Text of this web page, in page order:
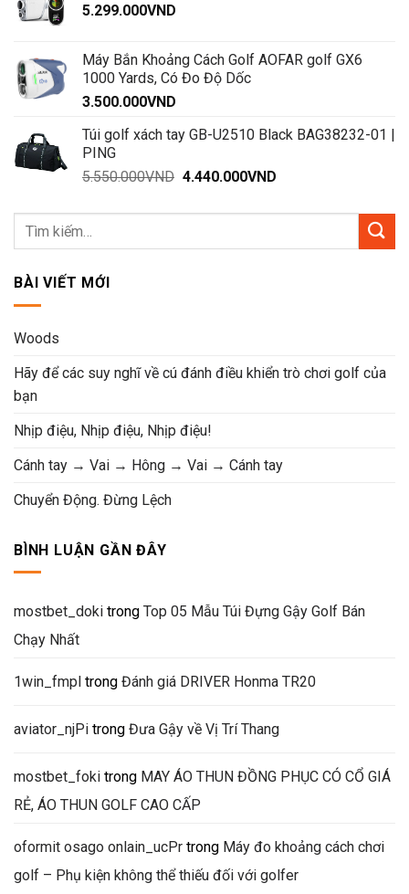
5.299.000VND
Máy Bắn Khoảng Cách Golf AOFAR golf GX6
1000 Yards, Có Đo Độ Dốc
3.500.000VND
Túi golf xách tay GB-U2510 Black BAG38232-01 |
PING
5.550.000VND Giá
là:
4.440.000VNDGiá
tại
4.440.000VND.
BÀI VIẾT MỚI
Woods
Hãy để các suy nghĩ về cú đánh điều khiển trò chơi golf của
bạn
Nhịp điệu, Nhịp điệu, Nhịp điệu!
Cánh tay → Vai → Hông → Vai → Cánh tay
Chuyển Động. Đừng Lệch
BÌNH LUẬN GẦN ĐÂY
mostbet_doki trong Top 05 Mẫu Túi Đựng Gậy Golf Bán
Chạy Nhất
1win_fmpl trong Đánh giá DRIVER Honma TR20
aviator_njPi trong Đưa Gậy về Vị Trí Thang
mostbet_foki trong MAY ÁO THUN ĐỒNG PHỤC CÓ CỔ GIÁ
RẺ, ÁO THUN GOLF CAO CẤP
oformit osago onlain_ucPr trong Máy đo khoảng cách chơi
golf – Phụ kiện không thể thiếu đối với golfer